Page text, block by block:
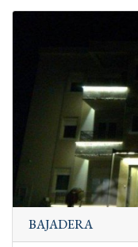
BAJADERA